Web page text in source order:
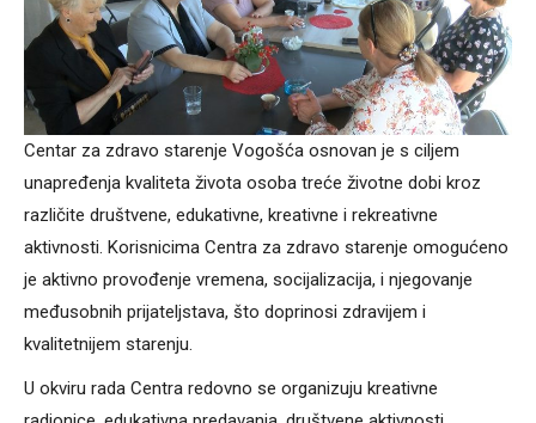
Centar za zdravo starenje Vogošća osnovan je s ciljem
unapređenja kvaliteta života osoba treće životne dobi kroz
različite društvene, edukativne, kreativne i rekreativne
aktivnosti. Korisnicima Centra za zdravo starenje omogućeno
je aktivno provođenje vremena, socijalizacija, i njegovanje
međusobnih prijateljstava, što doprinosi zdravijem i
kvalitetnijem starenju.
U okviru rada Centra redovno se organizuju kreativne